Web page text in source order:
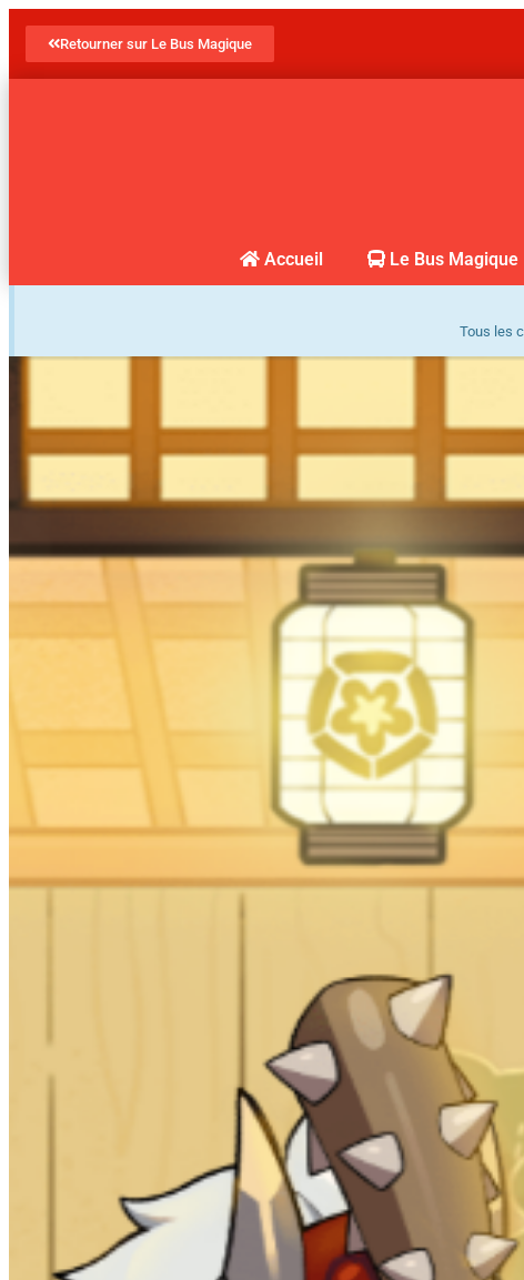
Retourner sur Le Bus Magique
Accueil Le Bus Magique
Tous les